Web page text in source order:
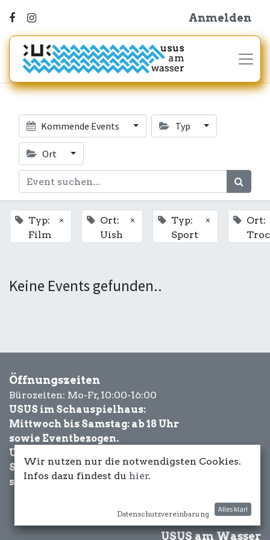
Anmelden
Kommende Events Typ
Ort
Typ:
Film
×
Ort:
Uish
×
Typ:
Sport
×
Ort:
Keine Events gefunden..
Öffnungszeiten
Bürozeiten: Mo-Fr, 10:00-16:00
USUS im Schauspielhaus:
Mittwoch bis Samstag: ab 18 Uhr
sowie Eventbezogen.
USUS am Wasser:
Schönwetter-
sowie Eventbezogen.
USUS am Wasser
Wir nutzen nur die notwendigsten Cookies.
Infos dazu findest du hier.
Datenschutzvereinbarung
Alles klar!